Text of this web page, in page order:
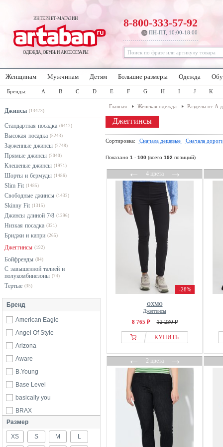
ИНТЕРНЕТ-МАГАЗИН
ОДЕЖДА, ОБУВЬ И АКСЕССУАРЫ
8-800-333-57-92
ПН-ПТ, 10:00-18:00
Женщинам Мужчинам Детям Большие размеры Одежда
Бренды: A B C D E F G H I J K
Джинсы (13473)
Стандартная посадка (6412)
Высокая посадка (5243)
Зауженные джинсы (2748)
Прямые джинсы (2040)
Клешеные джинсы (1971)
Шорты и бермуды (1486)
Slim Fit (1485)
Свободные джинсы (1432)
Skinny Fit (1315)
Джинсы длиной 7/8 (1296)
Низкая посадка (321)
Бриджи и капри (265)
Джеггинсы (192)
Бойфренды (84)
С завышенной талией и
полукомбинезоны (74)
Тертые (35)
Бренд
American Eagle
Angel Of Style
Arizona
Aware
B.Young
Base Level
basically you
BRAX
Buffalo
CALZEDONIA
Размер
XS S M L
Главная Женская одежда Разделы от А
Джеггинсы
Сортировка: Сначала дешевые Сначала
Показано 1 - 100 (всего 192 позиций)
←4 цвета→
-28%
OXMO
Джеггинсы
8 765 ₽ 12 230 ₽
КУПИТЬ
←2 цвета→